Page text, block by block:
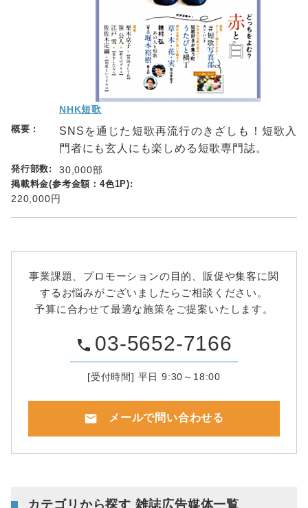
NHK短歌
SNSを通じた短歌再流行のきざしも！短歌入
門者にも玄人にも楽しめる短歌専門誌。
30,000部
220,000円
事業課題、プロモーションの目的、販促や集客に関
するお悩みがございましたらご相談ください。
予算に合わせて最適な施策をご提案いたします。
phone 03-5652-7166
[受付時間] 平日 9:30～18:00
mail メールで問い合わせる
カテゴリから探す 雑誌広告媒体一覧